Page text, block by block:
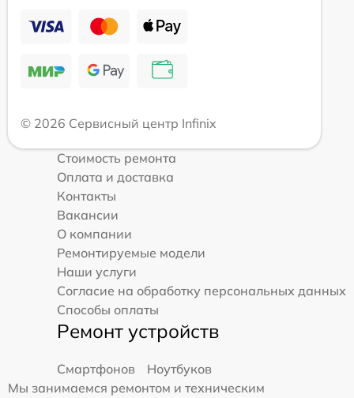
© 2026 Сервисный центр Infinix
Стоимость ремонта
Оплата и доставка
Контакты
Вакансии
О компании
Ремонтируемые модели
Наши услуги
Согласие на обработку персональных данных
Способы оплаты
Ремонт устройств
Смартфонов
Ноутбуков
Мы занимаемся ремонтом и техническим